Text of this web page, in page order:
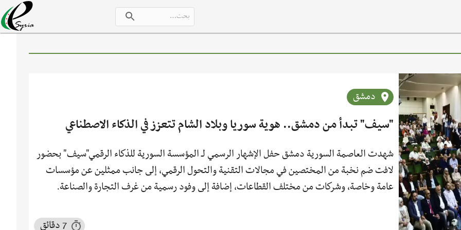
دمشق
"سيف" تبدأ من دمشق.. هوية سوريا وبلاد الشام تتعزز في الذكاء الاصطناعي
شهدت العاصمة السورية دمشق حفل الإشهار الرسمي لـ المؤسسة السورية للذكاء الرقمي"سيف" بحضور
لافت ضم نخبة من المختصين في مجالات التقنية والتحول الرقمي، إلى جانب ممثلين عن مؤسسات
عامة وخاصة، وشركات من مختلف القطاعات، إضافة إلى وفود رسمية من غرف التجارة والصناعة.
7 دقائق